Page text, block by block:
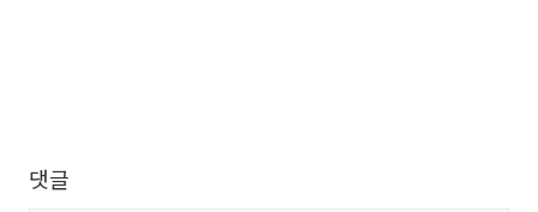
댓글